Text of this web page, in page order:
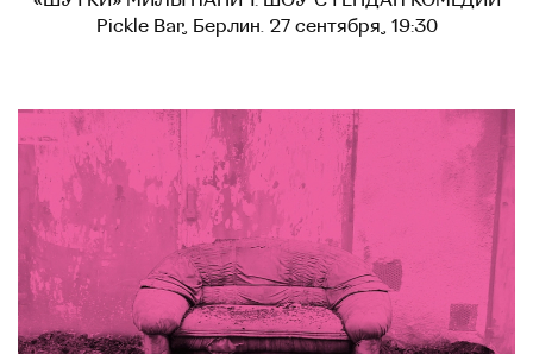
Pickle Bar, Берлин. 27 сентября, 19:30